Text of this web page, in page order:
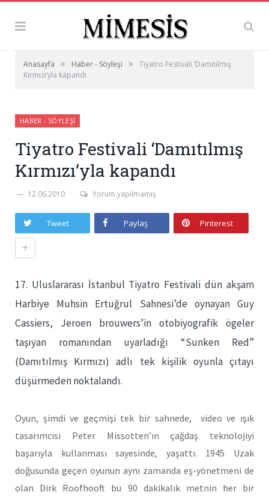
Anasayfa » Haber - Söyleşi »
Tiyatro Festivali ‘Damıtılmış
Kırmızı’yla kapandı
HABER - SÖYLEŞI
Tiyatro Festivali ‘Damıtılmış
Kırmızı’yla kapandı
12.06.2010 Yorum yapılmamış
Tweet Paylaş Pinterest
+
17. Uluslararası İstanbul Tiyatro Festivali dün akşam
Harbiye Muhsin Ertuğrul Sahnesi’de oynayan Guy
Cassiers, Jeroen brouwers’in otobiyografik ögeler
taşıyan romanından uyarladığı “Sunken Red”
(Damıtılmış Kırmızı) adlı tek kişilik oyunla çıtayı
düşürmeden noktalandı.
Oyun, şimdi ve geçmişi tek bir sahnede, video ve ışık
tasarımcısı Peter Missotten’ın çağdaş teknolojiyi
başarıyla kullanması sayesinde, yaşattı. 1945 Uzak
doğusunda geçen oyunun aynı zamanda eş-yönetmeni de
olan Dirk Roofhooft bu 90 dakikalık metnin her bir